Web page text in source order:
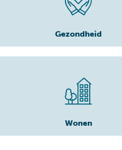
Gezondheid
Wonen